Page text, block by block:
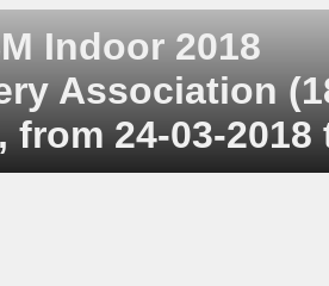
Indoor 2018
Association
24-03-2018